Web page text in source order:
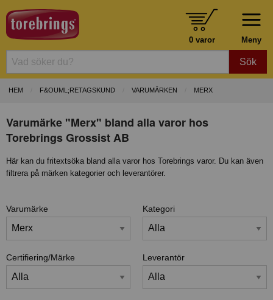
Meny
0 varor
Sök
HEM F&OUML;RETAGSKUND VARUMÄRKEN MERX
Varumärke "Merx" bland alla varor hos
Torebrings Grossist AB
Här kan du fritextsöka bland alla varor hos Torebrings varor. Du kan även
filtrera på märken kategorier och leverantörer.
Varumärke Kategori
Certifiering/Märke Leverantör